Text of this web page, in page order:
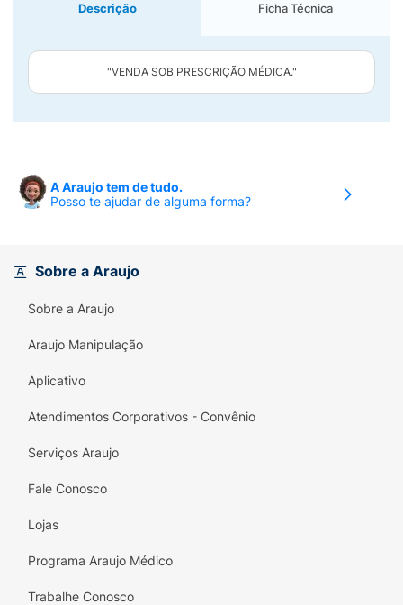
Descrição Ficha Técnica
"VENDA SOB PRESCRIÇÃO MÉDICA."
A Araujo tem de tudo.
Posso te ajudar de alguma forma?
Sobre a Araujo
Sobre a Araujo
Araujo Manipulação
Aplicativo
Atendimentos Corporativos - Convênio
Serviços Araujo
Fale Conosco
Lojas
Programa Araujo Médico
Trabalhe Conosco